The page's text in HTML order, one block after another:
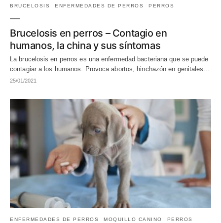
BRUCELOSIS ENFERMEDADES DE PERROS PERROS
Brucelosis en perros – Contagio en
humanos, la china y sus síntomas
La brucelosis en perros es una enfermedad bacteriana que se puede
contagiar a los humanos. Provoca abortos, hinchazón en genitales…
25/01/2021
ENFERMEDADES DE PERROS MOQUILLO CANINO PERROS